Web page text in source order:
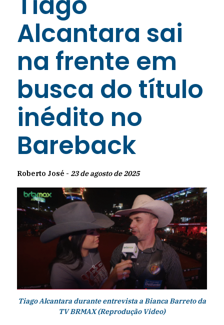
Alcantara sai
na frente em
busca do título
inédito no
Bareback
Roberto José - 23 de agosto de 2025
Tiago Alcantara durante entrevista a Bianca Barreto da
TV BRMAX (Reprodução Video)